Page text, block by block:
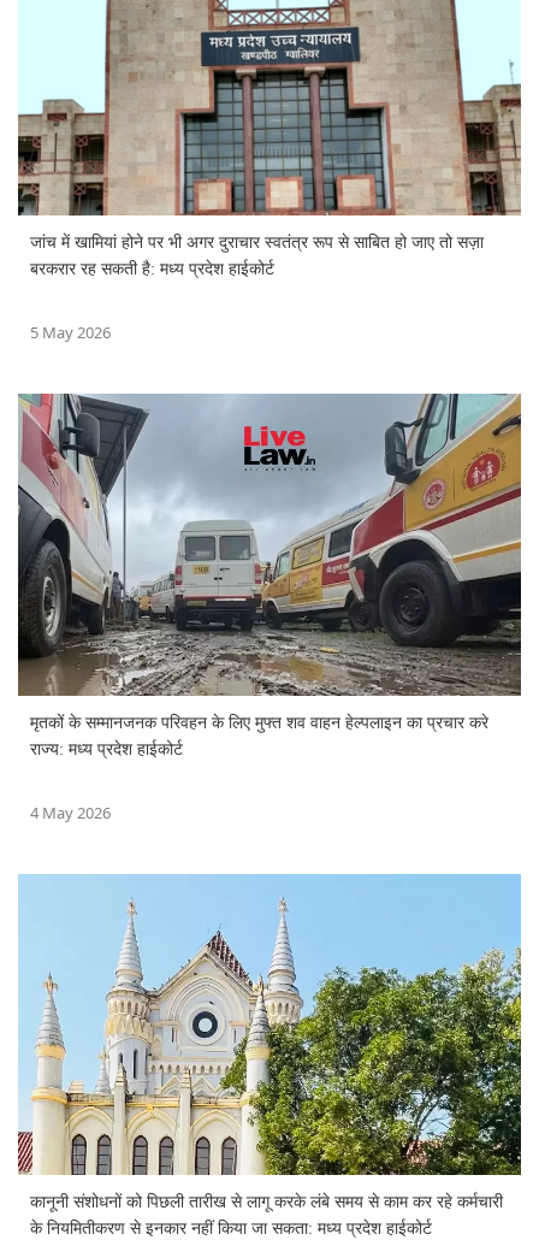
जांच में खामियां होने पर भी अगर दुराचार स्वतंत्र रूप से साबित हो जाए तो सज़ा
बरकरार रह सकती है: मध्य प्रदेश हाईकोर्ट
5 May 2026
मृतकों के सम्मानजनक परिवहन के लिए मुफ्त शव वाहन हेल्पलाइन का प्रचार करे
राज्य: मध्य प्रदेश हाईकोर्ट
4 May 2026
कानूनी संशोधनों को पिछली तारीख से लागू करके लंबे समय से काम कर रहे कर्मचारी
के नियमितीकरण से इनकार नहीं किया जा सकता: मध्य प्रदेश हाईकोर्ट